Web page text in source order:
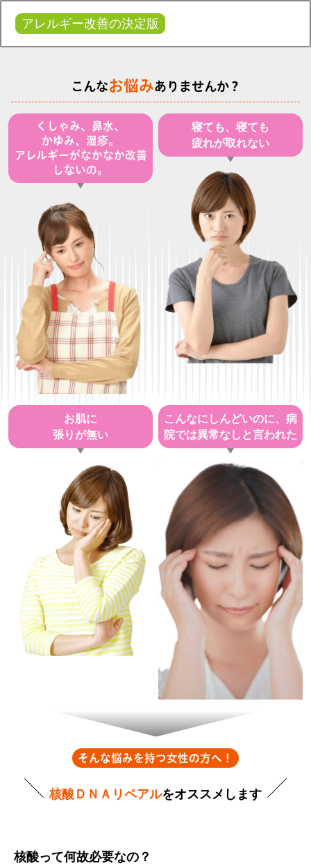
アレルギー改善の決定版
こんなお悩みありませんか？
くしゃみ、鼻水、
かゆみ、湿疹。
アレルギーがなかなか改善
しないの。
寝ても、寝ても
疲れが取れない
お肌に
張りが無い
こんなにしんどいのに、病
院では異常なしと言われた
そんな悩みを持つ女性の方へ！
核酸ＤＮＡリペアルをオススメします
核酸って何故必要なの？